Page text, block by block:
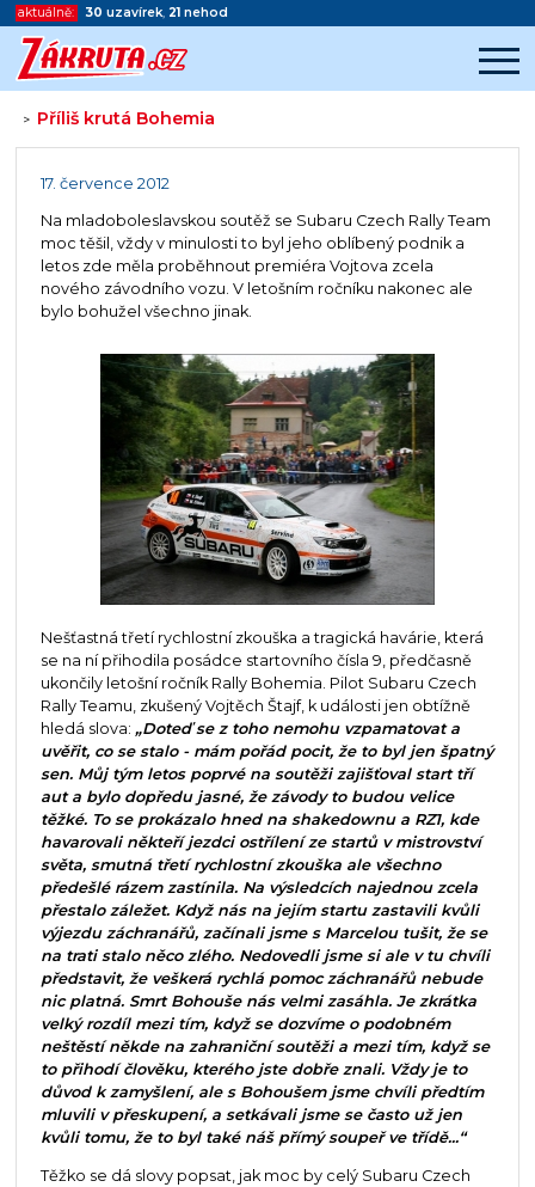
aktuálně: 30 uzavírek, 21 nehod
> Příliš krutá Bohemia
Začátek reklamy
17. července 2012
Na mladoboleslavskou soutěž se Subaru Czech Rally Team
moc těšil, vždy v minulosti to byl jeho oblíbený podnik a
letos zde měla proběhnout premiéra Vojtova zcela
nového závodního vozu. V letošním ročníku nakonec ale
bylo bohužel všechno jinak.
Nešťastná třetí rychlostní zkouška a tragická havárie, která
se na ní přihodila posádce startovního čísla 9, předčasně
ukončily letošní ročník Rally Bohemia. Pilot Subaru Czech
Rally Teamu, zkušený Vojtěch Štajf, k události jen obtížně
hledá slova: „Doteď se z toho nemohu vzpamatovat a
uvěřit, co se stalo - mám pořád pocit, že to byl jen špatný
sen. Můj tým letos poprvé na soutěži zajišťoval start tří
aut a bylo dopředu jasné, že závody to budou velice
těžké. To se prokázalo hned na shakedownu a RZ1, kde
havarovali někteří jezdci ostřílení ze startů v mistrovství
světa, smutná třetí rychlostní zkouška ale všechno
předešlé rázem zastínila. Na výsledcích najednou zcela
přestalo záležet. Když nás na jejím startu zastavili kvůli
výjezdu záchranářů, začínali jsme s Marcelou tušit, že se
na trati stalo něco zlého. Nedovedli jsme si ale v tu chvíli
představit, že veškerá rychlá pomoc záchranářů nebude
nic platná. Smrt Bohouše nás velmi zasáhla. Je zkrátka
velký rozdíl mezi tím, když se dozvíme o podobném
neštěstí někde na zahraniční soutěži a mezi tím, když se
to přihodí člověku, kterého jste dobře znali. Vždy je to
důvod k zamyšlení, ale s Bohoušem jsme chvíli předtím
mluvili v přeskupení, a setkávali jsme se často už jen
kvůli tomu, že to byl také náš přímý soupeř ve třídě...“
Těžko se dá slovy popsat, jak moc by celý Subaru Czech